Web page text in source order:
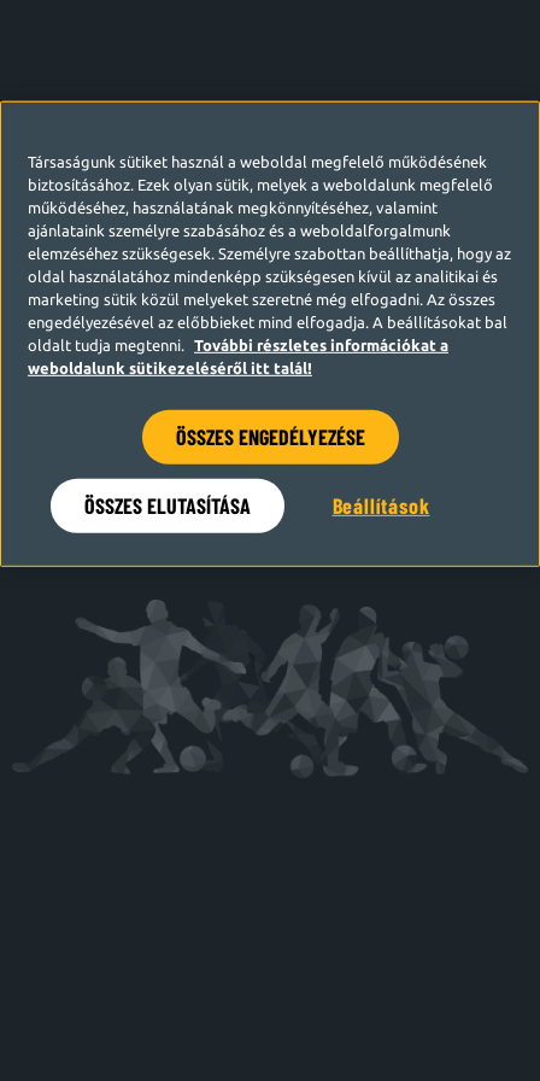
Hamarosan visszatérünk
Társaságunk sütiket használ a weboldal megfelelő működésének
biztosításához. Ezek olyan sütik, melyek a weboldalunk megfelelő
működéséhez, használatának megkönnyítéséhez, valamint
ajánlataink személyre szabásához és a weboldalforgalmunk
elemzéséhez szükségesek. Személyre szabottan beállíthatja, hogy az
oldal használatához mindenképp szükségesen kívül az analitikai és
marketing sütik közül melyeket szeretné még elfogadni. Az összes
engedélyezésével az előbbieket mind elfogadja. A beállításokat bal
oldalt tudja megtenni.
További részletes információkat a
weboldalunk sütikezeléséről itt talál!
ÖSSZES ENGEDÉLYEZÉSE
ÖSSZES ELUTASÍTÁSA Beállítások